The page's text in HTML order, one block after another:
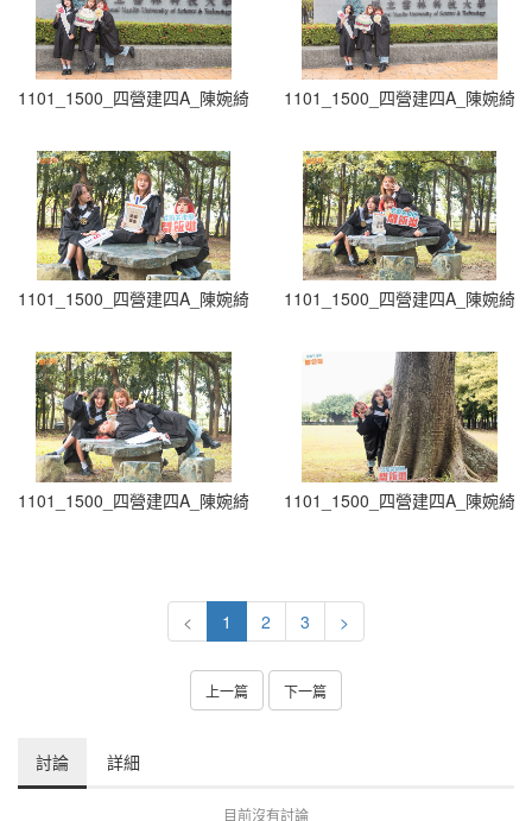
1101_1500_四營建四A_陳婉綺-3 1101_1500_四營建四A_陳婉綺-4
1101_1500_四營建四A_陳婉綺-5 1101_1500_四營建四A_陳婉綺-6
1101_1500_四營建四A_陳婉綺-7 1101_1500_四營建四A_陳婉綺-8
< 1 2 3 >
上一篇 下一篇
討論 詳細
目前沒有討論